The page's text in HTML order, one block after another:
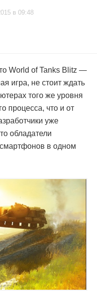
в 09:48
World of Tanks Blitz —
игра, не стоит ждать
того же уровня
процесса, что и от
уже
обладатели
в одном